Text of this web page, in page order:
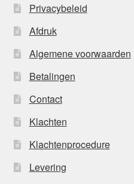
Privacybeleid
Afdruk
Algemene voorwaarden
Betalingen
Contact
Klachten
Klachtenprocedure
Levering